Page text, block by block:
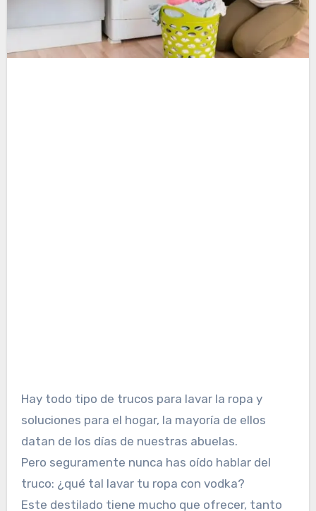
Hay todo tipo de trucos para lavar la ropa y
soluciones para el hogar, la mayoría de ellos
datan de los días de nuestras abuelas.
Pero seguramente nunca has oído hablar del
truco: ¿qué tal lavar tu ropa con vodka?
Este destilado tiene mucho que ofrecer, tanto